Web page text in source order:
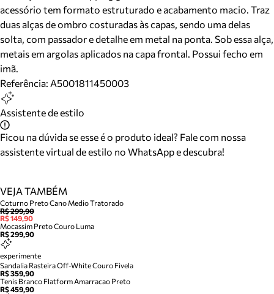
acessório tem formato estruturado e acabamento macio. Traz
duas alças de ombro costuradas às capas, sendo uma delas
solta, com passador e detalhe em metal na ponta. Sob essa alça,
metais em argolas aplicados na capa frontal. Possui fecho em
imã.
Referência: A5001811450003
Assistente de estilo
Ficou na dúvida se esse é o produto ideal? Fale com nossa
assistente virtual de estilo no WhatsApp e descubra!
VEJA TAMBÉM
Coturno Preto Cano Medio Tratorado
R$ 299,90
R$ 149,90
Mocassim Preto Couro Luma
R$ 299,90
experimente
Sandalia Rasteira Off-White Couro Fivela
R$ 359,90
Tenis Branco Flatform Amarracao Preto
R$ 459,90